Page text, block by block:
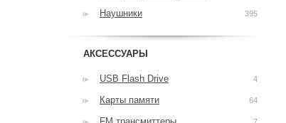
Наушники 395
АКСЕССУАРЫ
USB Flash Drive 4
Карты памяти 64